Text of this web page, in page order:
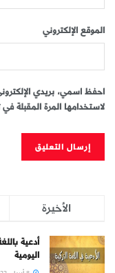
الموقع الإلكتروني
احفظ اسمي، بريدي
لاستخدامها المرة المقبلة
الأخيرة
أدعية
اليومية